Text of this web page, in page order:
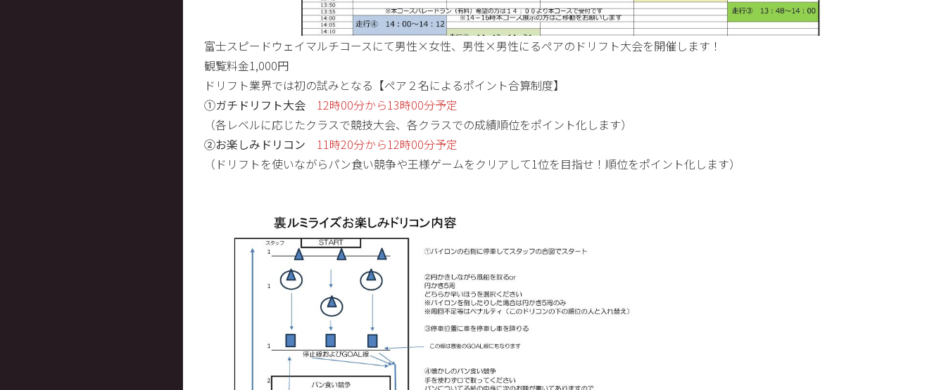
富士スピードウェイマルチコースにて男性×女性、男性×男性にるペアのドリフト大会を開催します！
観覧料金1,000円
ドリフト業界では初の試みとなる【ペア２名によるポイント合算制度】
①ガチドリフト大会
12時00分から13時00分予定
（各レベルに応じたクラスで競技大会、各クラスでの成績順位をポイント化します）
②お楽しみドリコン
11時20分から12時00分予定
（ドリフトを使いながらパン食い競争や王様ゲームをクリアして1位を目指せ！順位をポイント化します）